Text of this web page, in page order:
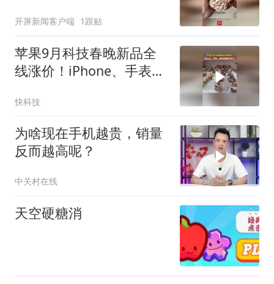
都好吃，现开启全网征名
（来源
开屏新闻客户端 1跟贴
苹果9月科技春晚新品全
线涨价！iPhone、手表、
快科技
为啥现在手机越贵，销量
反而越高呢？
中关村在线
天空硬糖消